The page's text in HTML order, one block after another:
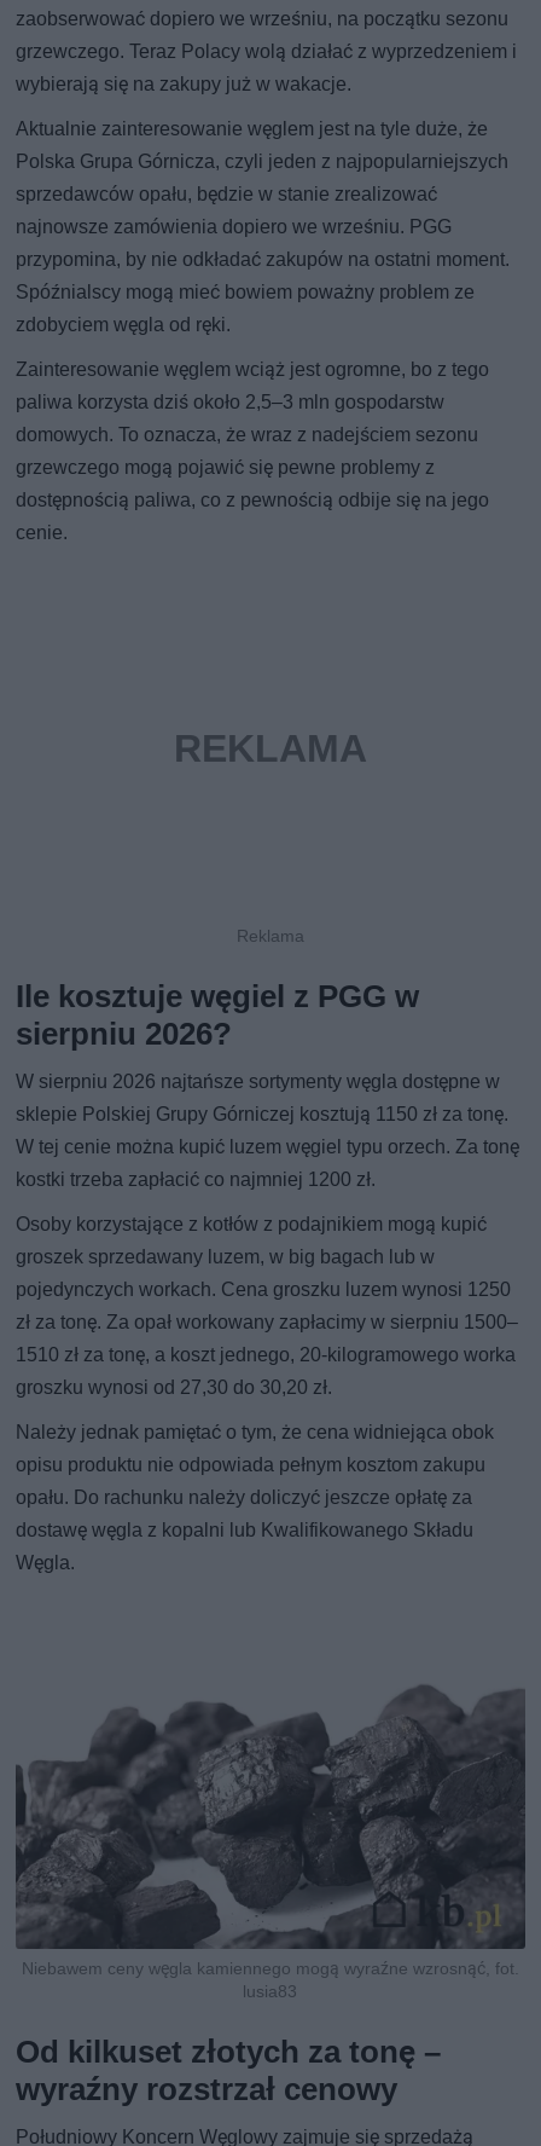
zaobserwować dopiero we wrześniu, na początku sezonu
grzewczego. Teraz Polacy wolą działać z wyprzedzeniem i
wybierają się na zakupy już w wakacje.
Aktualnie zainteresowanie węglem jest na tyle duże, że
Polska Grupa Górnicza, czyli jeden z najpopularniejszych
sprzedawców opału, będzie w stanie zrealizować
najnowsze zamówienia dopiero we wrześniu. PGG
przypomina, by nie odkładać zakupów na ostatni moment.
Spóźnialscy mogą mieć bowiem poważny problem ze
zdobyciem węgla od ręki.
Zainteresowanie węglem wciąż jest ogromne, bo z tego
paliwa korzysta dziś około 2,5–3 mln gospodarstw
domowych. To oznacza, że wraz z nadejściem sezonu
grzewczego mogą pojawić się pewne problemy z
dostępnością paliwa, co z pewnością odbije się na jego
cenie.
Ile kosztuje węgiel z PGG w
sierpniu 2026?
W sierpniu 2026 najtańsze sortymenty węgla dostępne w
sklepie Polskiej Grupy Górniczej kosztują 1150 zł za tonę.
W tej cenie można kupić luzem węgiel typu orzech. Za tonę
kostki trzeba zapłacić co najmniej 1200 zł.
Osoby korzystające z kotłów z podajnikiem mogą kupić
groszek sprzedawany luzem, w big bagach lub w
pojedynczych workach. Cena groszku luzem wynosi 1250
zł za tonę. Za opał workowany zapłacimy w sierpniu 1500–
1510 zł za tonę, a koszt jednego, 20-kilogramowego worka
groszku wynosi od 27,30 do 30,20 zł.
Należy jednak pamiętać o tym, że cena widniejąca obok
opisu produktu nie odpowiada pełnym kosztom zakupu
opału. Do rachunku należy doliczyć jeszcze opłatę za
dostawę węgla z kopalni lub Kwalifikowanego Składu
Węgla.
Niebawem ceny węgla kamiennego mogą wyraźne wzrosnąć, fot.
lusia83
Od kilkuset złotych za tonę –
wyraźny rozstrzał cenowy
Południowy Koncern Węglowy zajmuje się sprzedażą